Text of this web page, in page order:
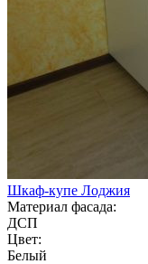
Шкаф-купе Лоджия
Материал фасада:
ДСП
Цвет:
Белый